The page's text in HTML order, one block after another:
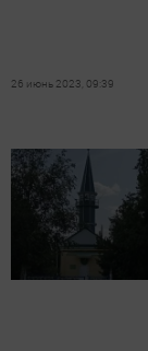
26 июнь 2023, 09:39